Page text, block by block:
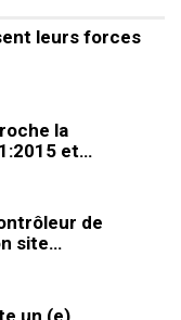
leurs forces
la
et…
de
site…
un (e)